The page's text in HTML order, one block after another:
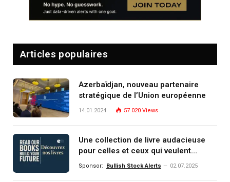
Articles populaires
Azerbaïdjan, nouveau partenaire
stratégique de l’Union européenne
14.01.2024 57 020 Views
Une collection de livre audacieuse
pour celles et ceux qui veulent
comprendre, investir et dominer le
Sponsor: Bullish Stock Alerts 02.07.2025